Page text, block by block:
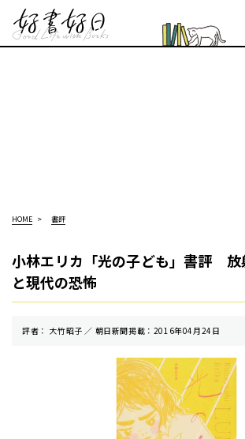
HOME 書評
小林エリカ「光の子ども」書評 放
と現代の恐怖
評者： 大竹昭子 ／ 朝⽇新聞掲載：2016年04月24日